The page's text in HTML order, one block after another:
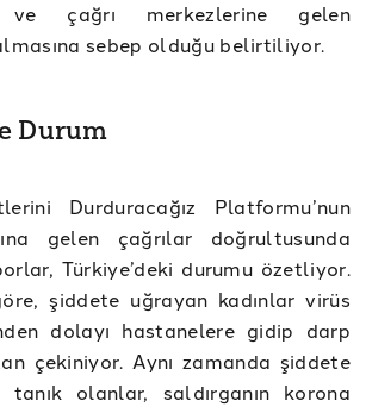
ve çağrı merkezlerine gelen
sebep olduğu belirtiliyor.
Durum
Durduracağız Platformu’nun
gelen çağrılar doğrultusunda
Türkiye’deki durumu özetliyor.
şiddete uğrayan kadınlar virüs
dolayı hastanelere gidip darp
çekiniyor. Aynı zamanda şiddete
olanlar, saldırganın korona